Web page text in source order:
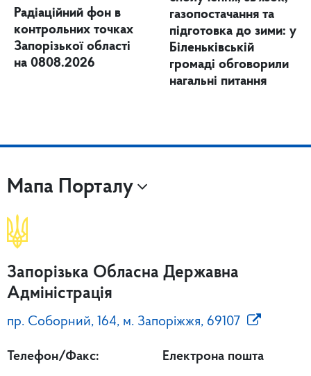
Радіаційний фон в
контрольних точках
Запорізької області
на 0808.2026
газопостачання та
підготовка до зими: у
Біленьківській
громаді обговорили
нагальні питання
Мапа Порталу
Запорізька Обласна Державна
Адміністрація
пр. Соборний, 164, м. Запоріжжя, 69107
Телефон/Факс:
Електрона пошта